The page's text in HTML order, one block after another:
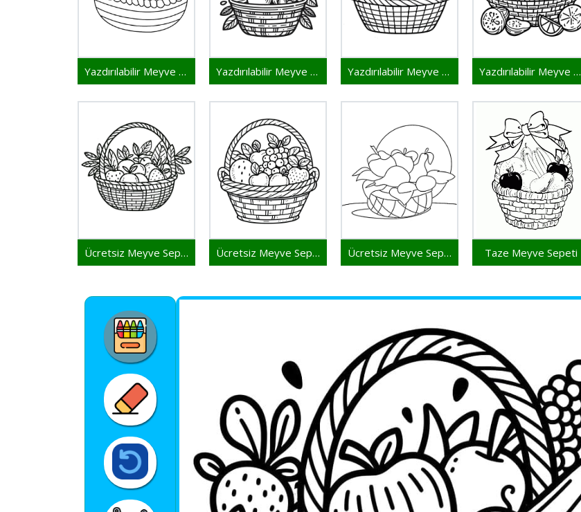
Yazdırılabilir Meyve Sepeti Yazdırılabilir Meyve Sepeti Ücretsiz Yazdırılabilir Meyve Sepeti Resmi Yazdırılabilir Meyve Sepeti Görseli
Ücretsiz Meyve Sepeti Yazdırma Ücretsiz Meyve Sepeti Resmi Ücretsiz Meyve Sepeti Görseli Taze Meyve Sepeti